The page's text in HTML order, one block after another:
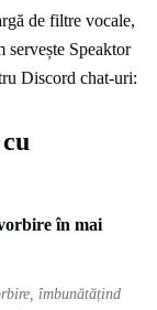
de filtre vocale,
servește Speaktor
Discord chat-uri:
îmbunătățind